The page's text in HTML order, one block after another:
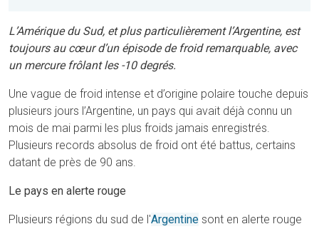
L’Amérique du Sud, et plus particulièrement l’Argentine, est
toujours au cœur d’un épisode de froid remarquable, avec
un mercure frôlant les -10 degrés.
Une vague de froid intense et d’origine polaire touche depuis
plusieurs jours l’Argentine, un pays qui avait déjà connu un
mois de mai parmi les plus froids jamais enregistrés.
Plusieurs records absolus de froid ont été battus, certains
datant de près de 90 ans.
Le pays en alerte rouge
Plusieurs régions du sud de l'Argentine sont en alerte rouge